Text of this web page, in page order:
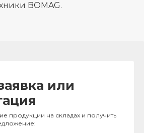
BOMAG.
или
продукции на складах и получить